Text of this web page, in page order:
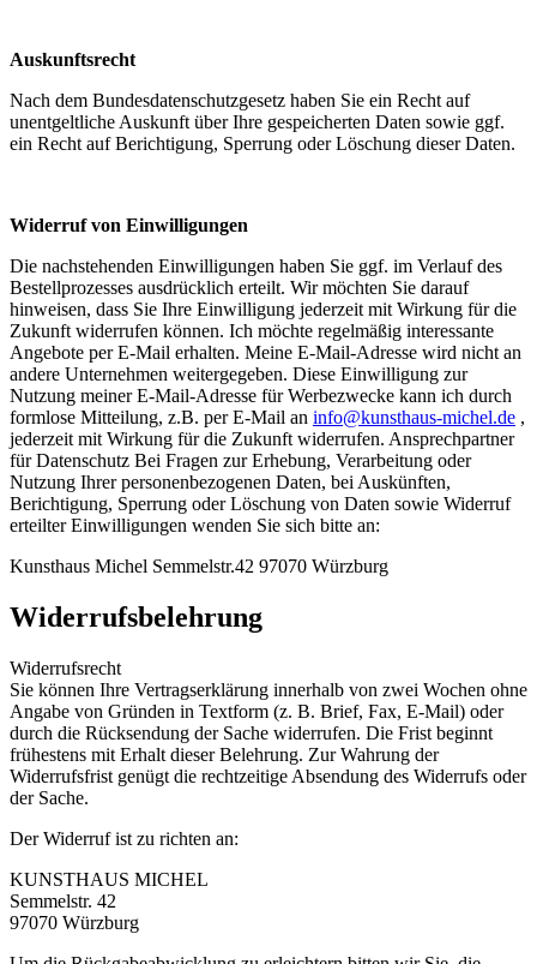
Auskunftsrecht
Nach dem Bundesdatenschutzgesetz haben Sie ein Recht auf
unentgeltliche Auskunft über Ihre gespeicherten Daten sowie ggf.
ein Recht auf Berichtigung, Sperrung oder Löschung dieser Daten.
Widerruf von Einwilligungen
Die nachstehenden Einwilligungen haben Sie ggf. im Verlauf des
Bestellprozesses ausdrücklich erteilt. Wir möchten Sie darauf
hinweisen, dass Sie Ihre Einwilligung jederzeit mit Wirkung für die
Zukunft widerrufen können. Ich möchte regelmäßig interessante
Angebote per E-Mail erhalten. Meine E-Mail-Adresse wird nicht an
andere Unternehmen weitergegeben. Diese Einwilligung zur
Nutzung meiner E-Mail-Adresse für Werbezwecke kann ich durch
formlose Mitteilung, z.B. per E-Mail an info@kunsthaus-michel.de ,
jederzeit mit Wirkung für die Zukunft widerrufen. Ansprechpartner
für Datenschutz Bei Fragen zur Erhebung, Verarbeitung oder
Nutzung Ihrer personenbezogenen Daten, bei Auskünften,
Berichtigung, Sperrung oder Löschung von Daten sowie Widerruf
erteilter Einwilligungen wenden Sie sich bitte an:
Kunsthaus Michel Semmelstr.42 97070 Würzburg
Widerrufsbelehrung
Widerrufsrecht
Sie können Ihre Vertragserklärung innerhalb von zwei Wochen ohne
Angabe von Gründen in Textform (z. B. Brief, Fax, E-Mail) oder
durch die Rücksendung der Sache widerrufen. Die Frist beginnt
frühestens mit Erhalt dieser Belehrung. Zur Wahrung der
Widerrufsfrist genügt die rechtzeitige Absendung des Widerrufs oder
der Sache.
Der Widerruf ist zu richten an:
KUNSTHAUS MICHEL
Semmelstr. 42
97070 Würzburg